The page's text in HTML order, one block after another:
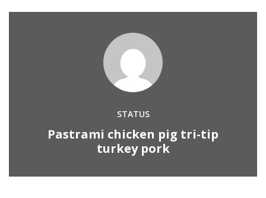
STATUS
Pastrami chicken pig tri-tip
turkey pork